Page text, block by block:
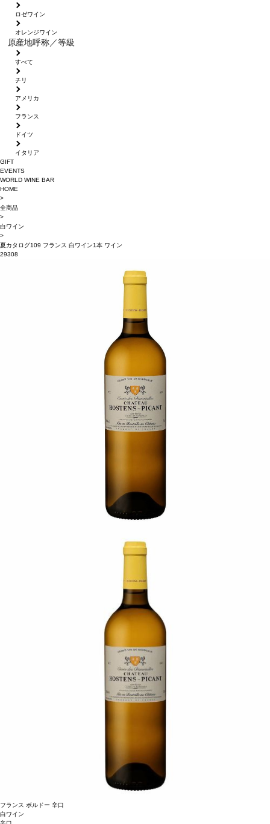
ロゼワイン
オレンジワイン
原産地呼称／等級
すべて
チリ
アメリカ
フランス
ドイツ
イタリア
GIFT
EVENTS
WORLD WINE BAR
HOME
>
全商品
>
白ワイン
>
夏カタログ109 フランス 白ワイン1本 ワイン
29308
フランス ボルドー 辛口
白ワイン